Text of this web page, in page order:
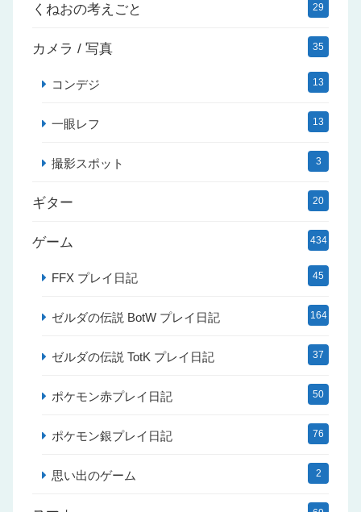
くねおの考えごと 29
カメラ / 写真 35
コンデジ 13
一眼レフ 13
撮影スポット 3
ギター 20
ゲーム 434
FFX プレイ日記 45
ゼルダの伝説 BotW プレイ日記 164
ゼルダの伝説 TotK プレイ日記 37
ポケモン赤プレイ日記 50
ポケモン銀プレイ日記 76
思い出のゲーム 2